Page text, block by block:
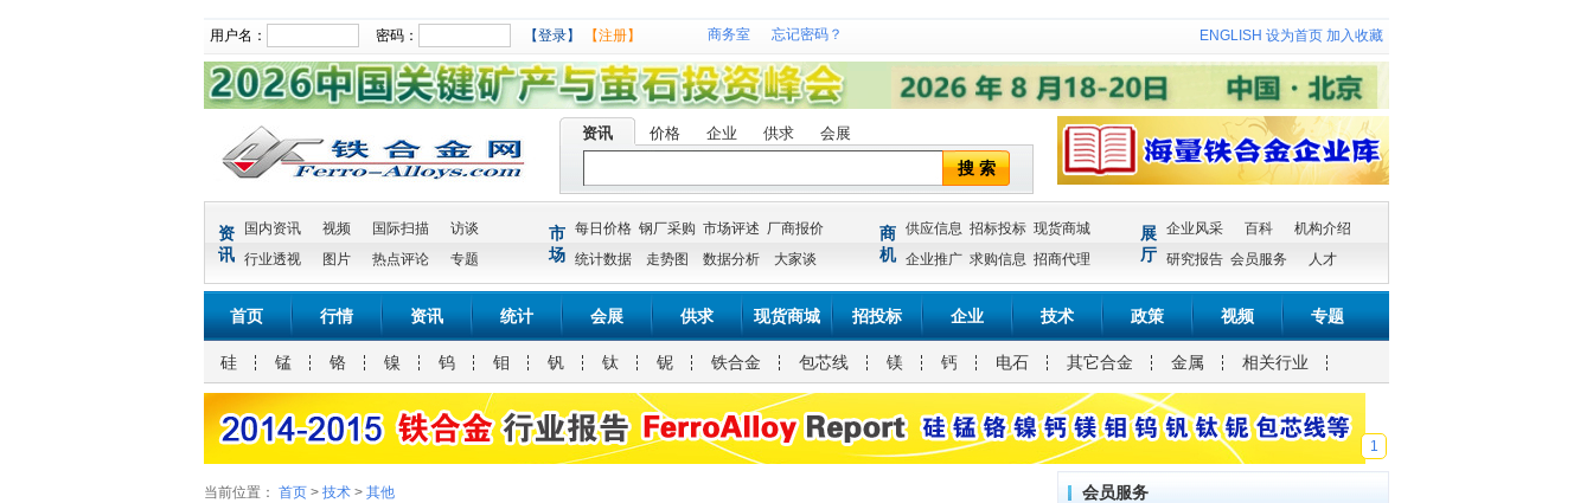
用户名： 密码： 【登录】 【注册】 商务室 忘记密码？ ENGLISH 设为首页 加入收藏
资讯 价格 企业 供求 会展
搜 索
资
讯
国内资讯 视频 国际扫描
访谈
行业透视
图片 热点评论 专题
市
场
每日价格 钢厂采购 市场评述 厂商报价
统计数据
走势图 数据分析 大家谈
商
机
供应信息 招标投标 现货商城
企业推广 求购信息 招商代理
展
厅
企业风采 百科
机构介绍
研究报告 会员服务 人才
首页 行情 资讯 统计 会展 供求 现货商城 招投标 企业 技术 政策 视频 专题
硅 锰 铬 镍 钨 钼 钒 钛 铌 铁合金 包芯线 镁 钙 电石 其它合金 金属 相关行业
1
当前位置： 首页 > 技术 > 其他 会员服务